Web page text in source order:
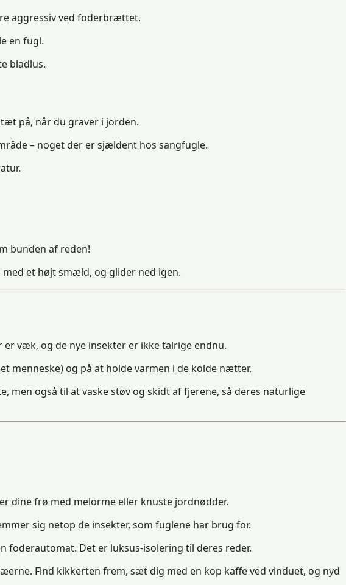
aggressiv ved foderbrættet.
en fugl.
bladlus.
på, når du graver i jorden.
– noget der er sjældent hos sangfugle.
bunden af reden!
et højt smæld, og glider ned igen.
er væk, og de nye insekter er ikke talrige endnu.
menneske) og på at holde varmen i de kolde nætter.
men også til at vaske støv og skidt af fjerene, så deres naturlige
dine frø med melorme eller knuste jordnødder.
sig netop de insekter, som fuglene har brug for.
Det er luksus-isolering til deres reder.
Find kikkerten frem, sæt dig med en kop kaffe ved vinduet, og nyd